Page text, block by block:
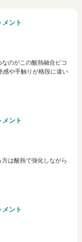
メント
のがこの酸熱融合ピコ
感や手触りが格段に違い
メント
は酸熱で強化しながら
メント